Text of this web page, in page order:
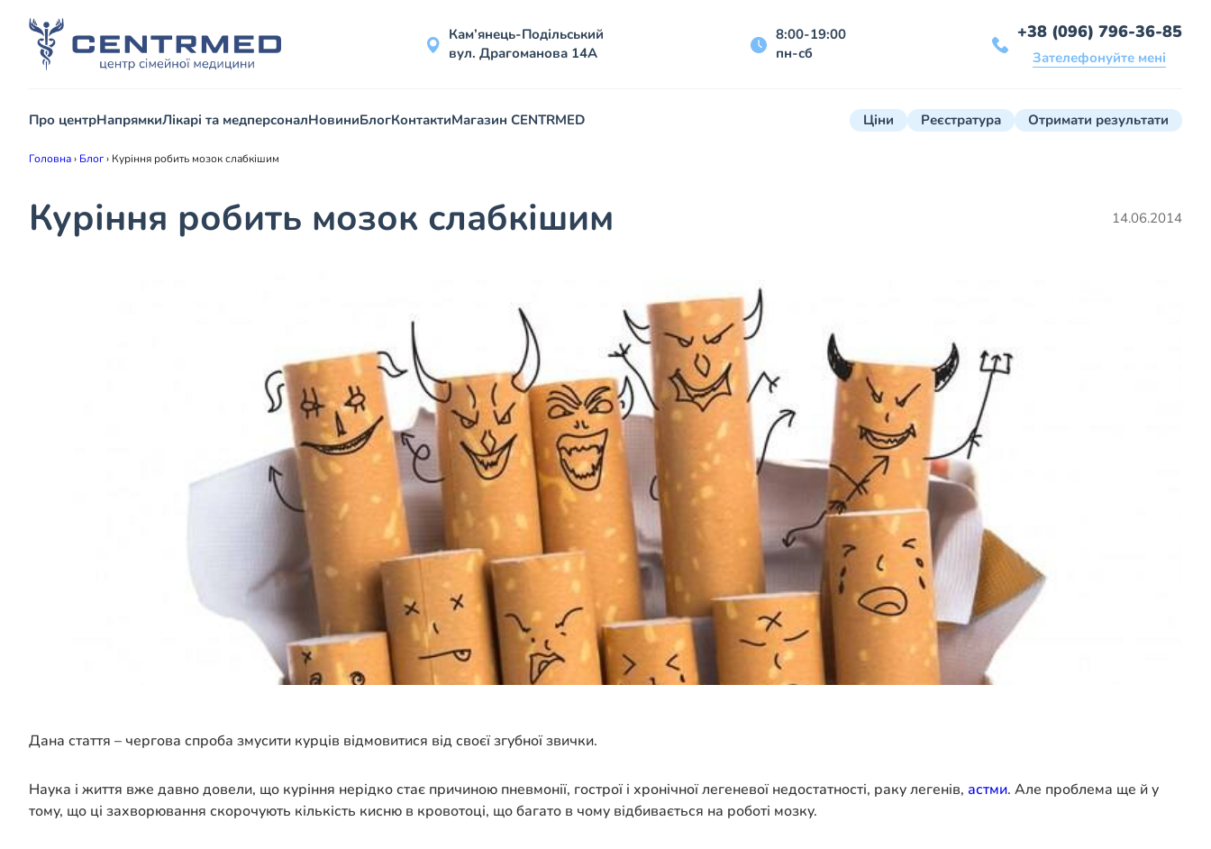
Кам’янець-Подільський
вул. Драгоманова 14А
8:00-19:00
пн-сб
+38 (096) 796-36-85
Зателефонуйте мені
Про центрНапрямкиЛікарі та медперсоналНовиниБлогКонтактиМагазин CENTRMED Ціни Реєстратура Отримати результати
Головна› Блог› Куріння робить мозок слабкішим
Куріння робить мозок слабкішим 14.06.2014
Дана стаття – чергова спроба змусити курців відмовитися від своєї згубної звички.
Наука і життя вже давно довели, що куріння нерідко стає причиною пневмонії, гострої і хронічної легеневої недостатності, раку легенів, астми. Але проблема ще й у
тому, що ці захворювання скорочують кількість кисню в кровотоці, що багато в чому відбивається на роботі мозку.